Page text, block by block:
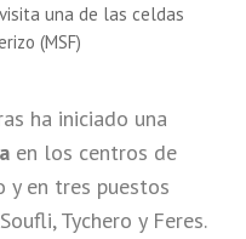
una de las celdas
(MSF)
ha iniciado una
en los centros de
y en tres puestos
Tychero y Feres.